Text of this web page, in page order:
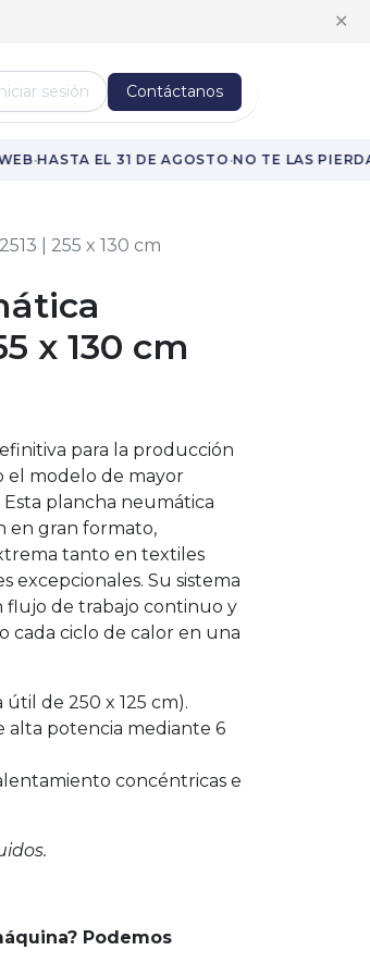
✕
sesión Contáctanos
·HASTA EL 31 DE AGOSTO·NO TE LAS
| 255 x 130 cm
x 130 cm
para la producción
el modelo de mayor
plancha neumática
en gran formato,
tanto en textiles
excepcionales. Su sistema
flujo de trabajo continuo y
cada ciclo de calor en una
útil de 250 x 125 cm).
alta potencia mediante 6
concéntricas e
Podemos